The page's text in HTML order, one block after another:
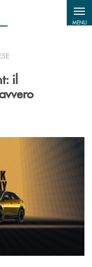
MENU
il